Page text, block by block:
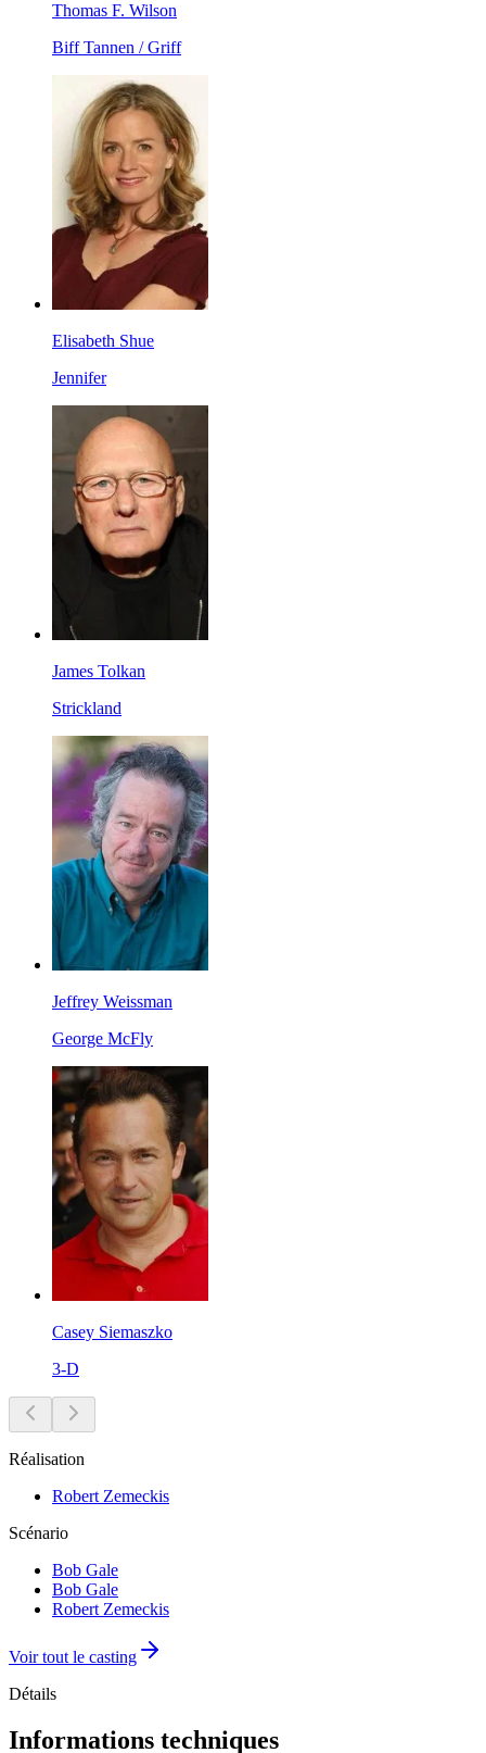
Thomas F. Wilson
Biff Tannen / Griff
Elisabeth Shue
Jennifer
James Tolkan
Strickland
Jeffrey Weissman
George McFly
Casey Siemaszko
3-D
Réalisation
Robert Zemeckis
Scénario
Bob Gale
Bob Gale
Robert Zemeckis
Voir tout le casting
Détails
Informations techniques